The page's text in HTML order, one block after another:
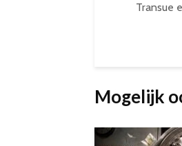
Transue
Mogelijk